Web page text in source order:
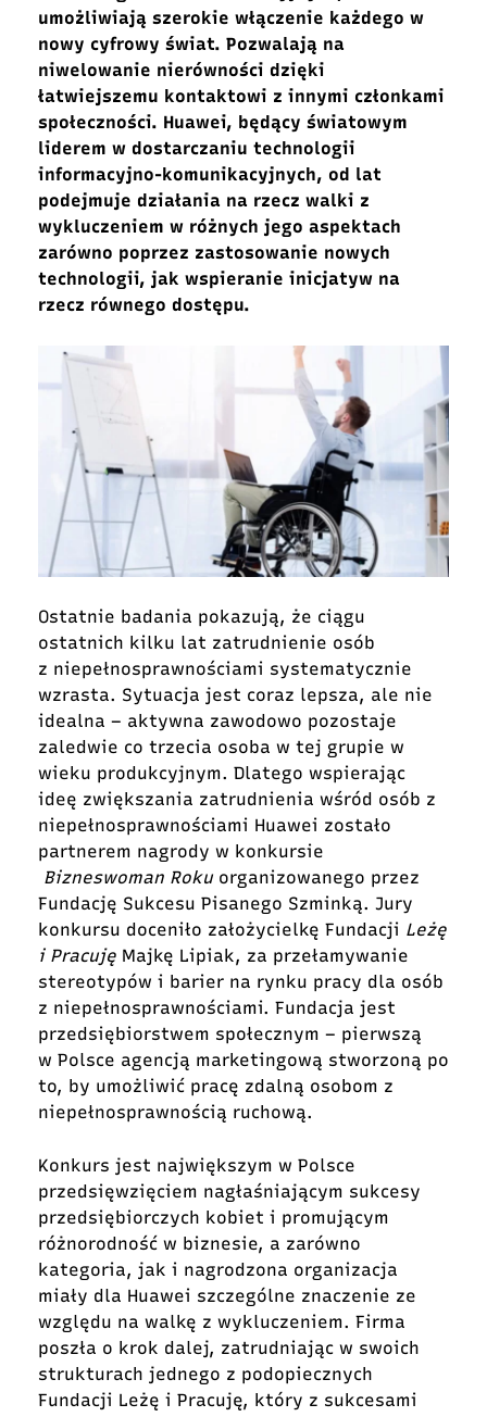
umożliwiają szerokie włączenie każdego w
nowy cyfrowy świat. Pozwalają na
niwelowanie nierówności dzięki
łatwiejszemu kontaktowi z innymi członkami
społeczności. Huawei, będący światowym
liderem w dostarczaniu technologii
informacyjno-komunikacyjnych, od lat
podejmuje działania na rzecz walki z
wykluczeniem w różnych jego aspektach
zarówno poprzez zastosowanie nowych
technologii, jak wspieranie inicjatyw na
rzecz równego dostępu.
Ostatnie badania pokazują, że ciągu
ostatnich kilku lat zatrudnienie osób
z niepełnosprawnościami systematycznie
wzrasta. Sytuacja jest coraz lepsza, ale nie
idealna – aktywna zawodowo pozostaje
zaledwie co trzecia osoba w tej grupie w
wieku produkcyjnym. Dlatego wspierając
ideę zwiększania zatrudnienia wśród osób z
niepełnosprawnościami Huawei zostało
partnerem nagrody w konkursie
Bizneswoman Roku organizowanego przez
Fundację Sukcesu Pisanego Szminką. Jury
konkursu doceniło założycielkę Fundacji Leżę
i Pracuję Majkę Lipiak, za przełamywanie
stereotypów i barier na rynku pracy dla osób
z niepełnosprawnościami. Fundacja jest
przedsiębiorstwem społecznym – pierwszą
w Polsce agencją marketingową stworzoną po
to, by umożliwić pracę zdalną osobom z
niepełnosprawnością ruchową.
Konkurs jest największym w Polsce
przedsięwzięciem nagłaśniającym sukcesy
przedsiębiorczych kobiet i promującym
różnorodność w biznesie, a zarówno
kategoria, jak i nagrodzona organizacja
miały dla Huawei szczególne znaczenie ze
względu na walkę z wykluczeniem. Firma
poszła o krok dalej, zatrudniając w swoich
strukturach jednego z podopiecznych
Fundacji Leżę i Pracuję, który z sukcesami